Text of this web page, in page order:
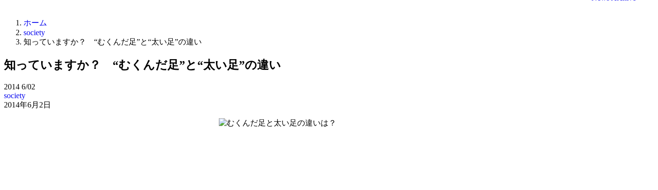
ホーム
society
知っていますか？ “むくんだ足”と“太い足”の違い
知っていますか？ “むくんだ足”と“太い足”の違い
2014 6/02
society
2014年6月2日